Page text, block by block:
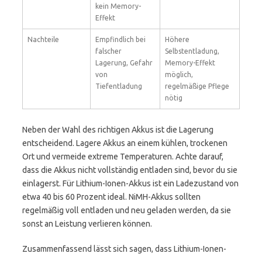
kein Memory-
Effekt
Nachteile
Empfindlich bei
falscher
Lagerung, Gefahr
von
Tiefentladung
Höhere
Selbstentladung,
Memory-Effekt
möglich,
regelmäßige Pflege
nötig
Neben der Wahl des richtigen Akkus ist die Lagerung
entscheidend. Lagere Akkus an einem kühlen, trockenen
Ort und vermeide extreme Temperaturen. Achte darauf,
dass die Akkus nicht vollständig entladen sind, bevor du sie
einlagerst. Für Lithium-Ionen-Akkus ist ein Ladezustand von
etwa 40 bis 60 Prozent ideal. NiMH-Akkus sollten
regelmäßig voll entladen und neu geladen werden, da sie
sonst an Leistung verlieren können.
Zusammenfassend lässt sich sagen, dass Lithium-Ionen-